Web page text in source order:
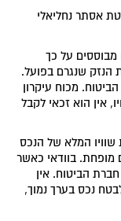
אסתר נחליאלי
מבוססים על כך
הנזק שנגרם בפועל.
מכוח עיקרון
אין הוא זכאי לקבל
שוויו המלא של הנכס
מופחת. בוודאי כאשר
הביטוח. אין
נכס בערך נמוך,